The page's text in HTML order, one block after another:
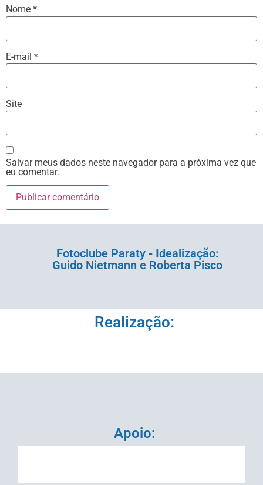
Nome *
E-mail *
Site
Salvar meus dados neste navegador para a próxima vez que
eu comentar.
Fotoclube Paraty - Idealização:
Guido Nietmann e Roberta Pisco
Realização:
Apoio: